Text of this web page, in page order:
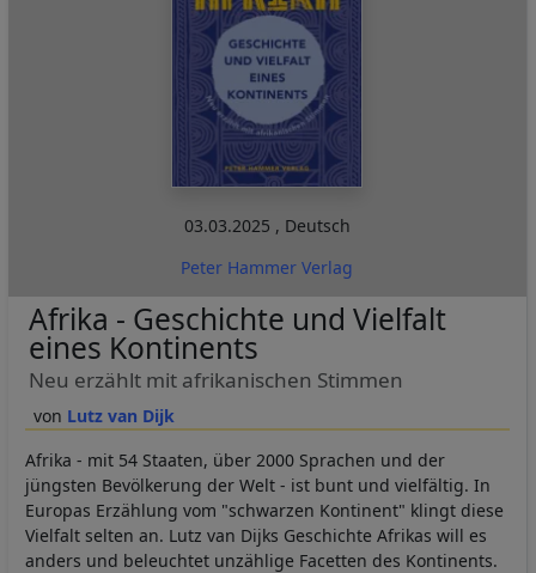
03.03.2025 , Deutsch
Peter Hammer Verlag
Lutz van Dijk
Afrika - Geschichte und Vielfalt
eines Kontinents
Neu erzählt mit afrikanischen Stimmen
Afrika - mit 54 Staaten, über 2000 Sprachen und der
jüngsten Bevölkerung der Welt - ist bunt und vielfältig. In
Europas Erzählung vom "schwarzen Kontinent" klingt diese
Vielfalt selten an. Lutz van Dijks Geschichte Afrikas will es
anders und beleuchtet unzählige Facetten des Kontinents.